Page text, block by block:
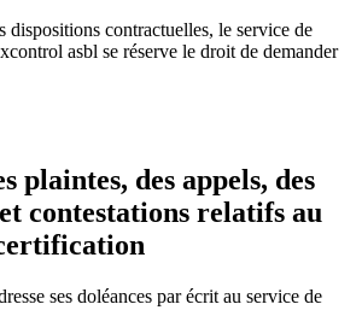
dispositions contractuelles, le service de
asbl se réserve le droit de demander
plaintes, des appels, des
contestations relatifs au
ses doléances par écrit au service de